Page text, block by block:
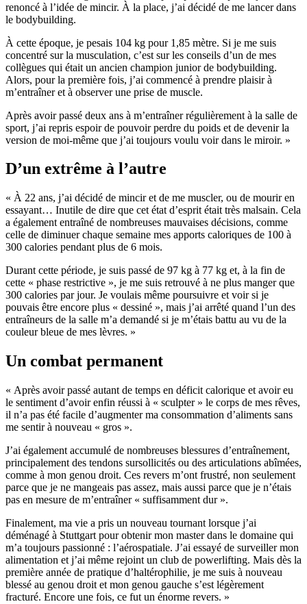
renoncé à l’idée de mincir. À la place, j’ai décidé de me lancer dans
le bodybuilding.
À cette époque, je pesais 104 kg pour 1,85 mètre. Si je me suis
concentré sur la musculation, c’est sur les conseils d’un de mes
collègues qui était un ancien champion junior de bodybuilding.
Alors, pour la première fois, j’ai commencé à prendre plaisir à
m’entraîner et à observer une prise de muscle.
Après avoir passé deux ans à m’entraîner régulièrement à la salle de
sport, j’ai repris espoir de pouvoir perdre du poids et de devenir la
version de moi-même que j’ai toujours voulu voir dans le miroir. »
D’un extrême à l’autre
« À 22 ans, j’ai décidé de mincir et de me muscler, ou de mourir en
essayant… Inutile de dire que cet état d’esprit était très malsain. Cela
a également entraîné de nombreuses mauvaises décisions, comme
celle de diminuer chaque semaine mes apports caloriques de 100 à
300 calories pendant plus de 6 mois.
Durant cette période, je suis passé de 97 kg à 77 kg et, à la fin de
cette « phase restrictive », je me suis retrouvé à ne plus manger que
300 calories par jour. Je voulais même poursuivre et voir si je
pouvais être encore plus « dessiné », mais j’ai arrêté quand l’un des
entraîneurs de la salle m’a demandé si je m’étais battu au vu de la
couleur bleue de mes lèvres. »
Un combat permanent
« Après avoir passé autant de temps en déficit calorique et avoir eu
le sentiment d’avoir enfin réussi à « sculpter » le corps de mes rêves,
il n’a pas été facile d’augmenter ma consommation d’aliments sans
me sentir à nouveau « gros ».
J’ai également accumulé de nombreuses blessures d’entraînement,
principalement des tendons sursollicités ou des articulations abîmées,
comme à mon genou droit. Ces revers m’ont frustré, non seulement
parce que je ne mangeais pas assez, mais aussi parce que je n’étais
pas en mesure de m’entraîner « suffisamment dur ».
Finalement, ma vie a pris un nouveau tournant lorsque j’ai
déménagé à Stuttgart pour obtenir mon master dans le domaine qui
m’a toujours passionné : l’aérospatiale. J’ai essayé de surveiller mon
alimentation et j’ai même rejoint un club de powerlifting. Mais dès la
première année de pratique d’haltérophilie, je me suis à nouveau
blessé au genou droit et mon genou gauche s’est légèrement
fracturé. Encore une fois, ce fut un énorme revers. »